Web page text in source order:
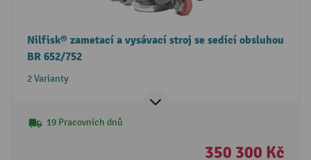
Nilfisk® zametací a vysávací stroj se sedící obsluhou
BR 652/752
2 Varianty
19 Pracovních dnů
350 300 Kč